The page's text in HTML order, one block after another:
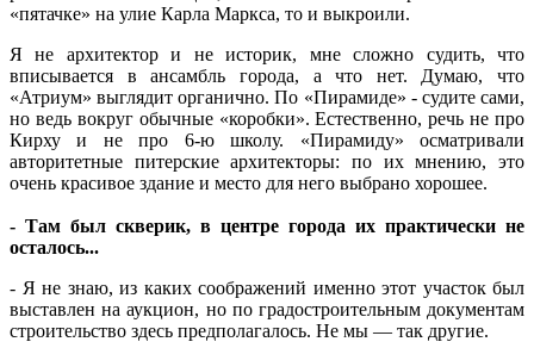
«пятачке» на улие Карла Маркса, то и выкроили.
Я не архитектор и не историк, мне сложно судить, что
вписывается в ансамбль города, а что нет. Думаю, что
«Атриум» выглядит органично. По «Пирамиде» - судите сами,
но ведь вокруг обычные «коробки». Естественно, речь не про
Кирху и не про 6-ю школу. «Пирамиду» осматривали
авторитетные питерские архитекторы: по их мнению, это
очень красивое здание и место для него выбрано хорошее.
- Там был скверик, в центре города их практически не
осталось...
- Я не знаю, из каких соображений именно этот участок был
выставлен на аукцион, но по градостроительным документам
строительство здесь предполагалось. Не мы — так другие.